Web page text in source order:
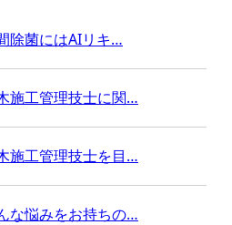
除菌にはAIリキ…
施工管理技士に関…
施工管理技士を目…
な悩みをお持ちの…